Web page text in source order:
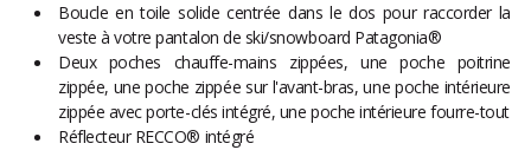
Boucle en toile solide centrée dans le dos pour raccorder la
veste à votre pantalon de ski/snowboard Patagonia®
Deux poches chauffe-mains zippées, une poche poitrine
zippée, une poche zippée sur l'avant-bras, une poche intérieure
zippée avec porte-clés intégré, une poche intérieure fourre-tout
Réflecteur RECCO® intégré